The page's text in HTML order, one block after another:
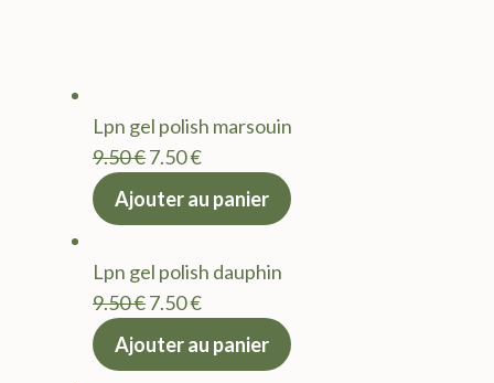
Lpn gel polish marsouin
9.50€Le
prix
9.50 €.
7.50€Le
actuel
7.50 €.
Ajouter au panier
Lpn gel polish dauphin
9.50€Le
prix
7.50€Le
actuel
Ajouter au panier